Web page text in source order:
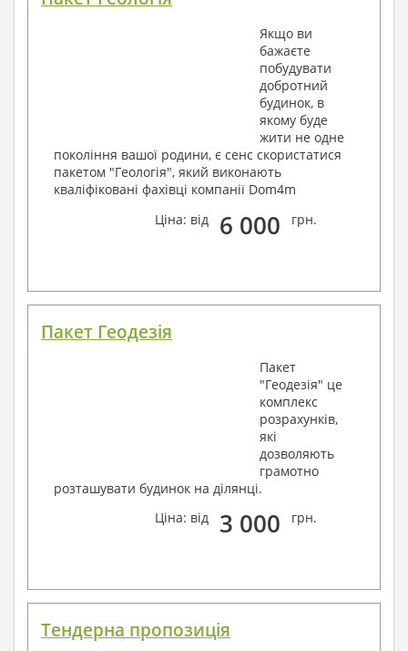
Якщо ви
бажаєте
побудувати
добротний
будинок, в
якому буде
жити не одне
покоління вашої родини, є сенс скористатися
пакетом "Геологія", який виконають
кваліфіковані фахівці компанії Dom4m
Ціна: від
6 000 грн.
Пакет Геодезія
Пакет
"Геодезія" це
комплекс
розрахунків,
які
дозволяють
грамотно
розташувати будинок на ділянці.
Ціна: від
3 000 грн.
Тендерна пропозиція